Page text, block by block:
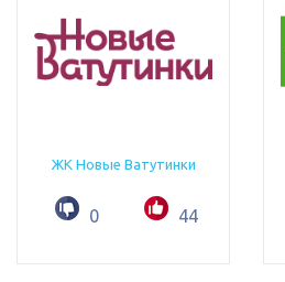
ЖК Новые Ватутинки
0 44